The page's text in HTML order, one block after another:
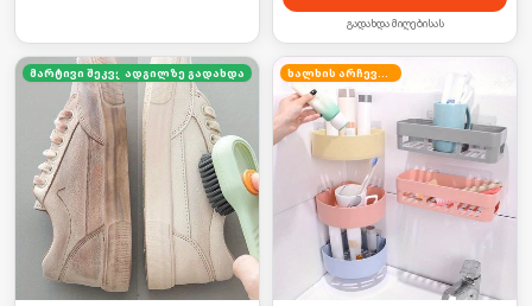
გადახდა მიღებისას
მარტივი შეკვეთა
ადგილზე გადახდა ხალხის არჩევანი